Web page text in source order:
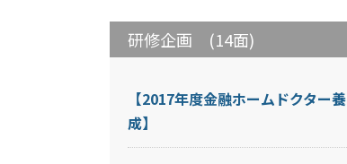
研修企画 (14面)
【2017年度金融ホームドクター養
成】